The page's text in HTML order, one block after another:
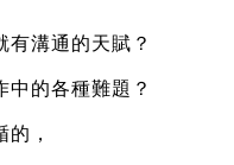
有溝通的天賦？
中的各種難題？
，